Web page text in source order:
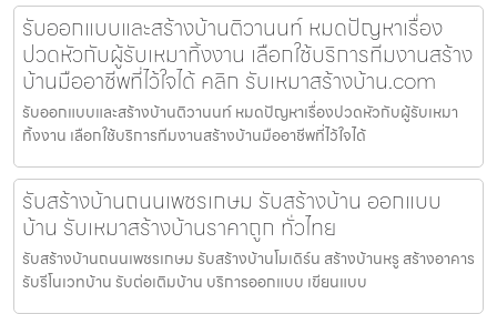
รับออกแบบและสร้างบ้านติวานนท์ หมดปัญหาเรื่อง
ปวดหัวกับผู้รับเหมาทิ้งงาน เลือกใช้บริการทีมงานสร้าง
บ้านมืออาชีพที่ไว้ใจได้ คลิก รับเหมาสร้างบ้าน.com
รับออกแบบและสร้างบ้านติวานนท์ หมดปัญหาเรื่องปวดหัวกับผู้รับเหมา
ทิ้งงาน เลือกใช้บริการทีมงานสร้างบ้านมืออาชีพที่ไว้ใจได้
รับสร้างบ้านถนนเพชรเกษม รับสร้างบ้าน ออกแบบ
บ้าน รับเหมาสร้างบ้านราคาถูก ทั่วไทย
รับสร้างบ้านถนนเพชรเกษม รับสร้างบ้านโมเดิร์น สร้างบ้านหรู สร้างอาคาร
รับรีโนเวทบ้าน รับต่อเติมบ้าน บริการออกแบบ เขียนแบบ